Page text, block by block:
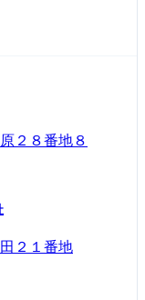
２８番地８
２１番地